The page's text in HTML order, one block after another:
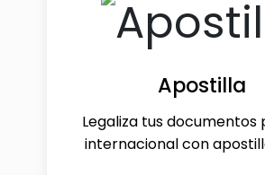
Apostilla
Legaliza tus documentos
internacional con